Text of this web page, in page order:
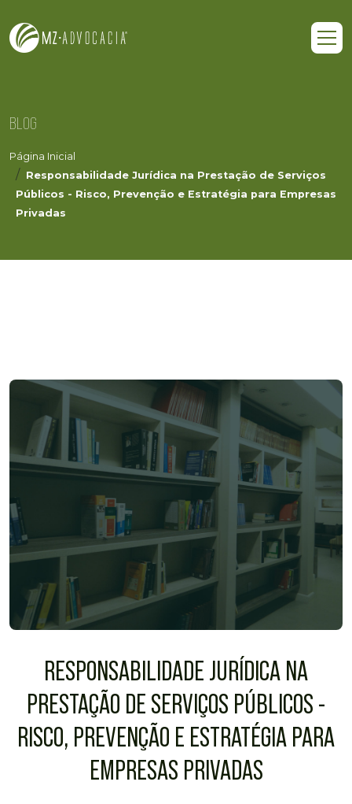
BLOG
Página Inicial
Responsabilidade Jurídica na Prestação de Serviços
Públicos - Risco, Prevenção e Estratégia para Empresas
Privadas
RESPONSABILIDADE JURÍDICA NA
PRESTAÇÃO DE SERVIÇOS PÚBLICOS -
RISCO, PREVENÇÃO E ESTRATÉGIA PARA
EMPRESAS PRIVADAS